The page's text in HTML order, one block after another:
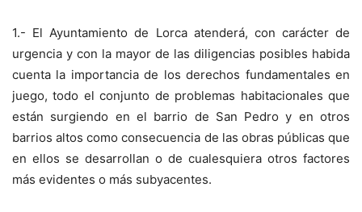
1.- El Ayuntamiento de Lorca atenderá, con carácter de
urgencia y con la mayor de las diligencias posibles habida
cuenta la importancia de los derechos fundamentales en
juego, todo el conjunto de problemas habitacionales que
están surgiendo en el barrio de San Pedro y en otros
barrios altos como consecuencia de las obras públicas que
en ellos se desarrollan o de cualesquiera otros factores
más evidentes o más subyacentes.